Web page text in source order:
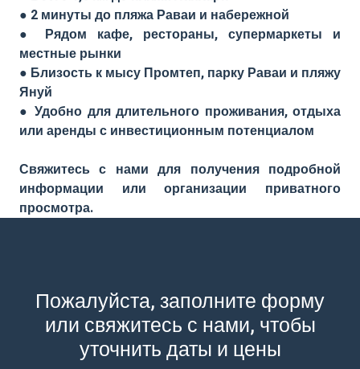
● 2 минуты до пляжа Раваи и набережной
● Рядом кафе, рестораны, супермаркеты и
местные рынки
● Близость к мысу Промтеп, парку Раваи и пляжу
Януй
● Удобно для длительного проживания, отдыха
или аренды с инвестиционным потенциалом
Свяжитесь с нами для получения подробной
информации или организации приватного
просмотра.
Пожалуйста, заполните форму
или свяжитесь с нами, чтобы
уточнить даты и цены